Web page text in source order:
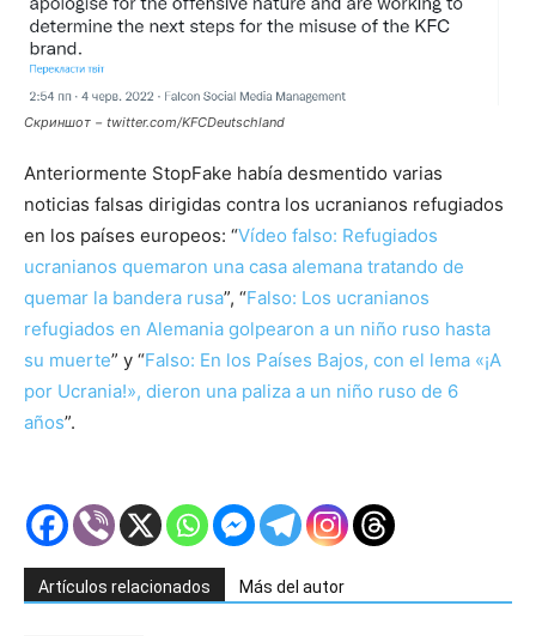
Скриншот − twitter.com/KFCDeutschland
Anteriormente StopFake había desmentido varias
noticias falsas dirigidas contra los ucranianos refugiados
en los países europeos: “Vídeo falso: Refugiados
ucranianos quemaron una casa alemana tratando de
quemar la bandera rusa”, “Falso: Los ucranianos
refugiados en Alemania golpearon a un niño ruso hasta
su muerte” y “Falso: En los Países Bajos, con el lema «¡A
por Ucrania!», dieron una paliza a un niño ruso de 6
años”.
Artículos relacionados Más del autor